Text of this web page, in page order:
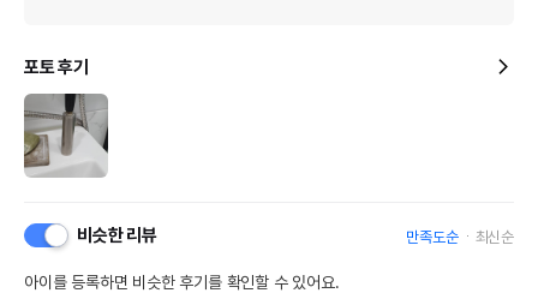
포토 후기
비슷한 리뷰 만족도순 최신순
아이를 등록하면 비슷한 후기를 확인할 수 있어요.